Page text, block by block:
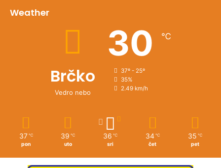
Weather
Brčko
Vedro nebo
30 ℃
37º - 25º
35%
2.49 km/h
37 ℃
pon
39 ℃
uto
36 ℃
sri
34 ℃
čet
35 ℃
pet